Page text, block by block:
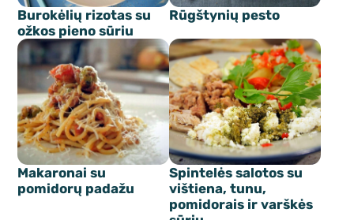
Burokėlių rizotas su
ožkos pieno sūriu
Rūgštynių pesto
Makaronai su
pomidorų padažu
Spintelės salotos su
vištiena, tunu,
pomidorais ir varškės